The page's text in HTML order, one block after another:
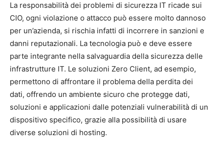
La responsabilità dei problemi di sicurezza IT ricade sui
CIO, ogni violazione o attacco può essere molto dannoso
per un’azienda, si rischia infatti di incorrere in sanzioni e
danni reputazionali. La tecnologia può e deve essere
parte integrante nella salvaguardia della sicurezza delle
infrastrutture IT. Le soluzioni Zero Client, ad esempio,
permettono di affrontare il problema della perdita dei
dati, offrendo un ambiente sicuro che protegge dati,
soluzioni e applicazioni dalle potenziali vulnerabilità di un
dispositivo specifico, grazie alla possibilità di usare
diverse soluzioni di hosting.